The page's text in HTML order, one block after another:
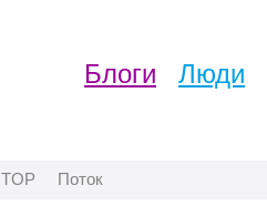
Блоги Люди
TOP Поток